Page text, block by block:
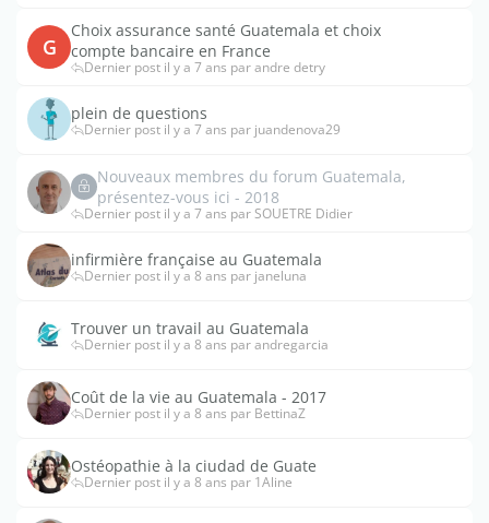
G
Choix assurance santé Guatemala et choix
compte bancaire en France
Dernier post il y a 7 ans par andre detry
plein de questions
Dernier post il y a 7 ans par juandenova29
Nouveaux membres du forum Guatemala,
présentez-vous ici - 2018
Dernier post il y a 7 ans par SOUETRE Didier
infirmière française au Guatemala
Dernier post il y a 8 ans par janeluna
Trouver un travail au Guatemala
Dernier post il y a 8 ans par andregarcia
Coût de la vie au Guatemala - 2017
Dernier post il y a 8 ans par BettinaZ
Ostéopathie à la ciudad de Guate
Dernier post il y a 8 ans par 1Aline